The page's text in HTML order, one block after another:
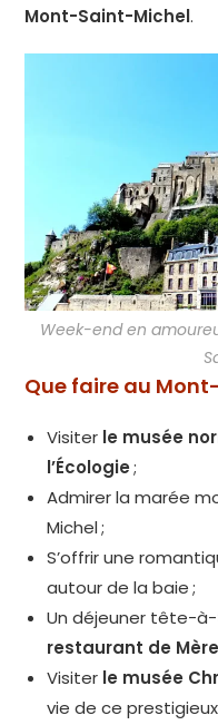
Mont-Saint-Michel.
Week-end en
Que faire au
Visiter le musée
l’Écologie;
Admirer la marée
Michel ;
S’offrir une
autour de la baie ;
Un déjeuner tête-
restaurant de
Visiter le musée
vie de ce